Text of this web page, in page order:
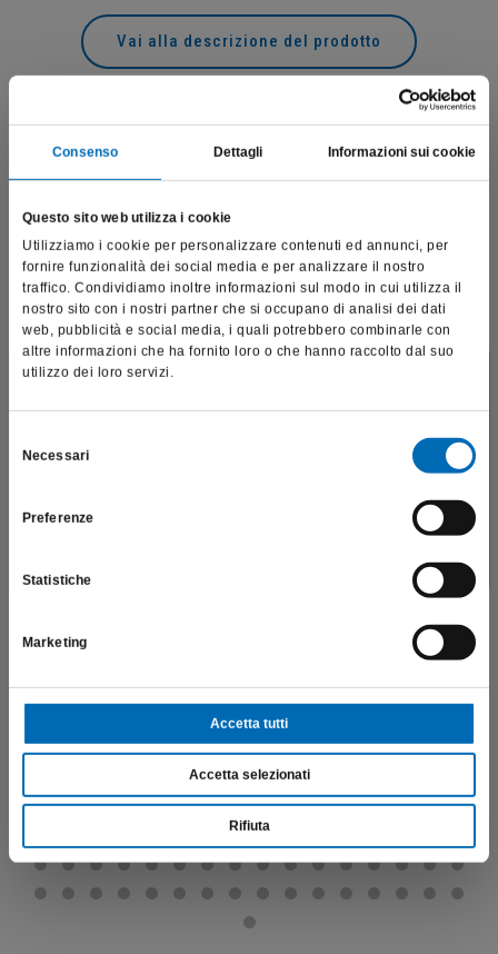
Consenso Dettagli Informazioni sui cookie
Questo sito web utilizza i cookie
Utilizziamo i cookie per personalizzare contenuti ed annunci, per
fornire funzionalità dei social media e per analizzare il nostro
traffico. Condividiamo inoltre informazioni sul modo in cui utilizza il
nostro sito con i nostri partner che si occupano di analisi dei dati
web, pubblicità e social media, i quali potrebbero combinarle con
altre informazioni che ha fornito loro o che hanno raccolto dal suo
utilizzo dei loro servizi.
delNecessari
Preferenze
Statistiche
Marketing
Accetta tutti
Accetta selezionati
Rifiuta
Vai alla descrizione del prodotto
Prodotti correlati
855
professionali e riporta dati, prodotti e beni sensibili per la
salute e la sicurezza del paziente; pertanto, per visitare il sito,